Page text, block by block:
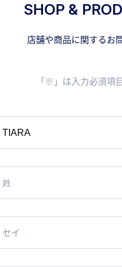
SHOP &
店舗や商品に関するお
「※」は入力必須項